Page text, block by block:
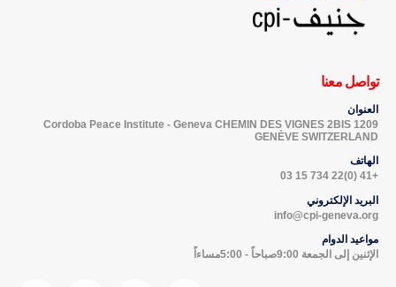
تواصل معنا
العنوان
Cordoba Peace Institute - Geneva CHEMIN DES VIGNES 2BIS 1209
GENÈVE SWITZERLAND
الهاتف
+41 (0)22 734 15 03
البريد الإلكتروني
info@cpi-geneva.org
مواعيد الدوام
الإثنين إلى الجمعة 9:00صباحاً - 5:00مساءاً